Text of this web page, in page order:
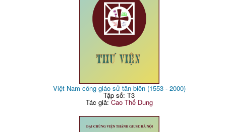
Việt Nam công giáo sử tân biên (1553 - 2000)
Tập số: T3
Tác giả:Cao Thế Dung